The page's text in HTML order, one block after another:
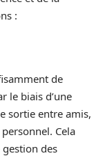
:
de
le biais d’une
sortie entre amis,
Cela
des